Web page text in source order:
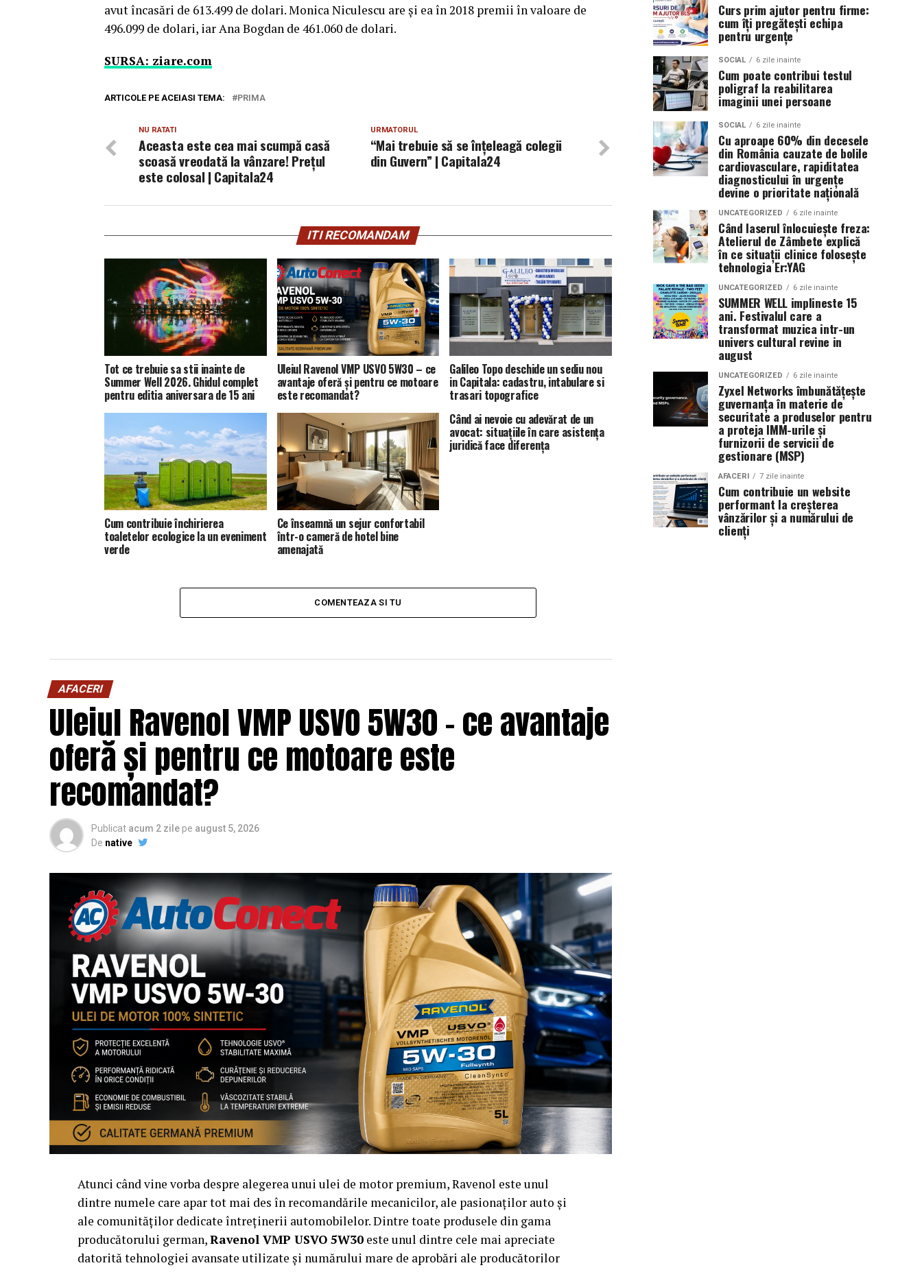
avut încasări de 613.499 de dolari. Monica Niculescu are şi ea în 2018 premii în valoare de
496.099 de dolari, iar Ana Bogdan de 461.060 de dolari.
SURSA: ziare.com
ARTICOLE PE ACEIASI TEMA: PRIMA
URMATORUL
“Mai trebuie să se înţeleagă colegii
din Guvern” | Capitala24
NU RATATI
Aceasta este cea mai scumpă casă
scoasă vreodată la vânzare! Prețul
este colosal | Capitala24
ITI RECOMANDAM
Tot ce trebuie sa stii inainte de
Summer Well 2026. Ghidul complet
pentru editia aniversara de 15 ani
Uleiul Ravenol VMP USVO 5W30 – ce
avantaje oferă și pentru ce motoare
este recomandat?
Galileo Topo deschide un sediu nou
in Capitala: cadastru, intabulare si
trasari topografice
Cum contribuie închirierea
toaletelor ecologice la un eveniment
verde
Ce înseamnă un sejur confortabil
într-o cameră de hotel bine
amenajată
Când ai nevoie cu adevărat de un
avocat: situațiile în care asistența
juridică face diferența
COMENTEAZA SI TU
AFACERI
Uleiul Ravenol VMP USVO 5W30 – ce avantaje
oferă și pentru ce motoare este
recomandat?
Publicat acum 2 zile pe august 5, 2026
De native
Atunci când vine vorba despre alegerea unui ulei de motor premium, Ravenol este unul
dintre numele care apar tot mai des în recomandările mecanicilor, ale pasionaților auto și
ale comunităților dedicate întreținerii automobilelor. Dintre toate produsele din gama
producătorului german,Ravenol VMP USVO 5W30 este unul dintre cele mai apreciate
datorită tehnologiei avansate utilizate și numărului mare de aprobări ale producătorilor
Curs prim ajutor pentru firme:
cum îți pregătești echipa
pentru urgențe
SOCIAL 6 zile inainte
Cum poate contribui testul
poligraf la reabilitarea
imaginii unei persoane
SOCIAL 6 zile inainte
Cu aproape 60% din decesele
din România cauzate de bolile
cardiovasculare, rapiditatea
diagnosticului în urgențe
devine o prioritate națională
UNCATEGORIZED 6 zile inainte
Când laserul înlocuiește freza:
Atelierul de Zâmbete explică
în ce situații clinice folosește
tehnologia Er:YAG
UNCATEGORIZED 6 zile inainte
SUMMER WELL implineste 15
ani. Festivalul care a
transformat muzica intr-un
univers cultural revine in
august
UNCATEGORIZED 6 zile inainte
Zyxel Networks îmbunătățește
guvernanța în materie de
securitate a produselor pentru
a proteja IMM-urile și
furnizorii de servicii de
gestionare (MSP)
AFACERI 7 zile inainte
Cum contribuie un website
performant la creșterea
vânzărilor și a numărului de
clienți